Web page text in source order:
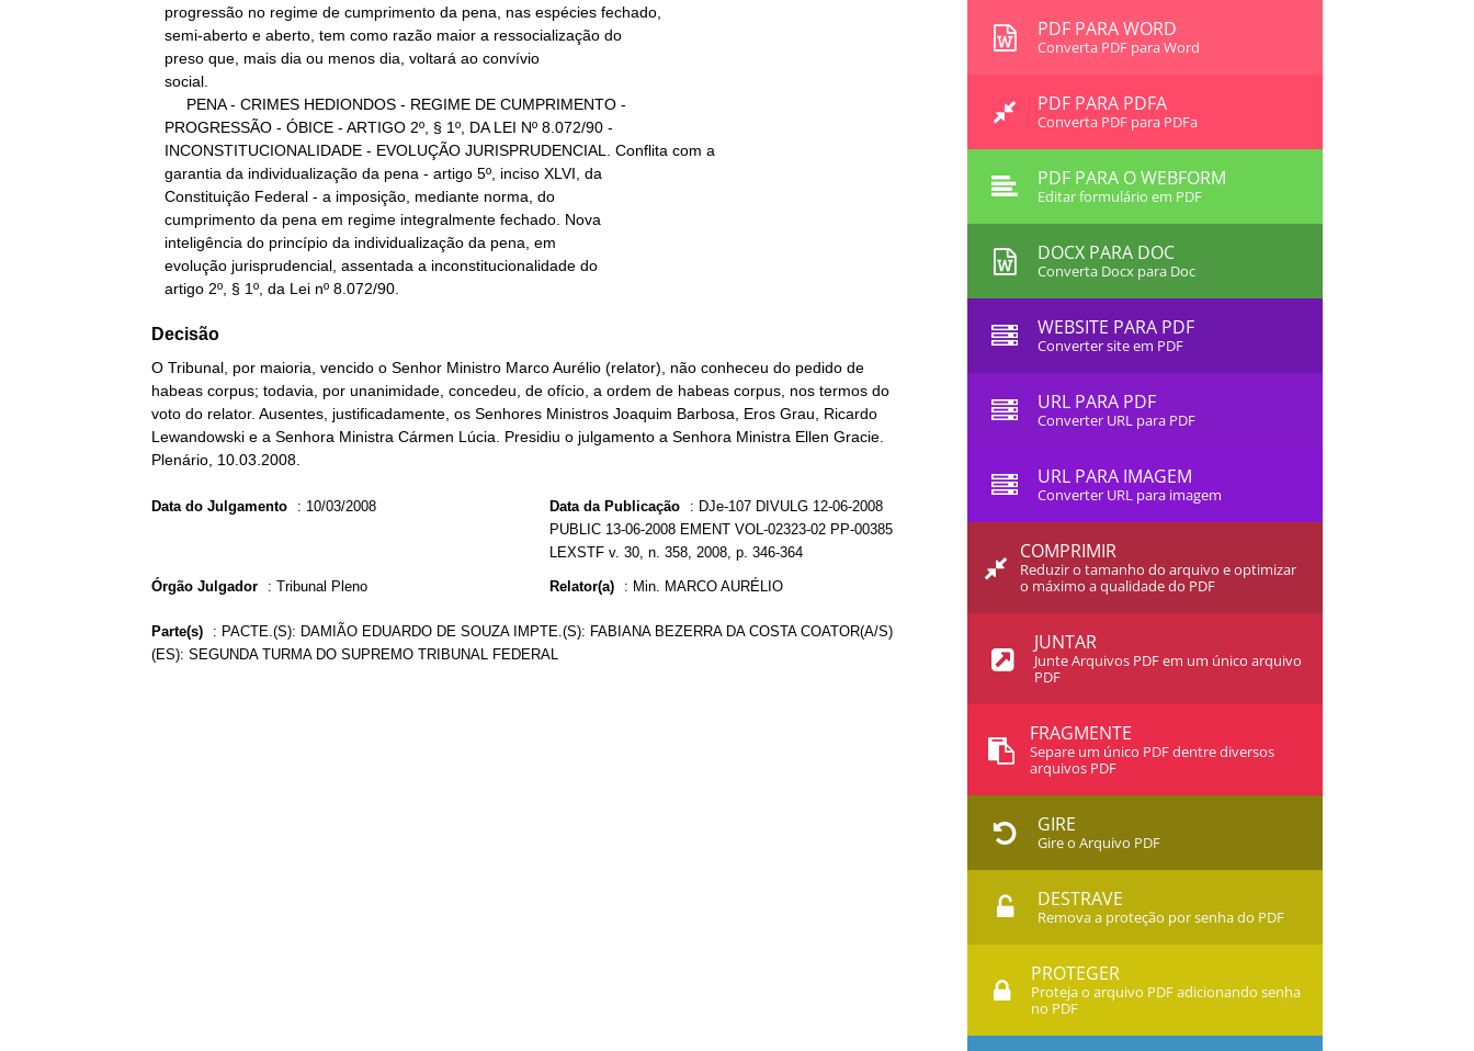
   artigo 2º, § 1º, da Lei nº 8.072/90.
Decisão
O Tribunal, por maioria, vencido o Senhor Ministro Marco Aurélio (relator), não conheceu do pedido de
habeas corpus; todavia, por unanimidade, concedeu, de ofício, a ordem de habeas corpus, nos termos do
voto do relator. Ausentes, justificadamente, os Senhores Ministros Joaquim Barbosa, Eros Grau, Ricardo
Lewandowski e a Senhora Ministra Cármen Lúcia. Presidiu o julgamento a Senhora Ministra Ellen Gracie.
Plenário, 10.03.2008.
Data do Julgamento : 10/03/2008 Data da Publicação : DJe-107 DIVULG 12-06-2008
PUBLIC 13-06-2008 EMENT VOL-02323-02 PP-00385
LEXSTF v. 30, n. 358, 2008, p. 346-364
Órgão Julgador : Tribunal Pleno Relator(a) : Min. MARCO AURÉLIO
Parte(s) : PACTE.(S): DAMIÃO EDUARDO DE SOUZA IMPTE.(S): FABIANA BEZERRA DA COSTA COATOR(A/S)
(ES): SEGUNDA TURMA DO SUPREMO TRIBUNAL FEDERAL
PDF PARA WORD
Converta PDF para Word
PDF PARA PDFA
Converta PDF para PDFa
PDF PARA O WEBFORM
Editar formulário em PDF
DOCX PARA DOC
Converta Docx para Doc
WEBSITE PARA PDF
Converter site em PDF
URL PARA PDF
Converter URL para PDF
URL PARA IMAGEM
Converter URL para imagem
COMPRIMIR
Reduzir o tamanho do arquivo e optimizar
o máximo a qualidade do PDF
JUNTAR
Junte Arquivos PDF em um único arquivo
PDF
FRAGMENTE
Separe um único PDF dentre diversos
arquivos PDF
GIRE
Gire o Arquivo PDF
DESTRAVE
Remova a proteção por senha do PDF
PROTEGER
Proteja o arquivo PDF adicionando senha
no PDF